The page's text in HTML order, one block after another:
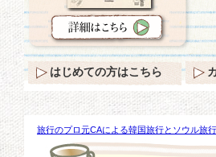
旅行のプロ元CAによる韓国旅行とソウル旅
ゃれブランチその1＠カロスキル
はじめての方はこちら